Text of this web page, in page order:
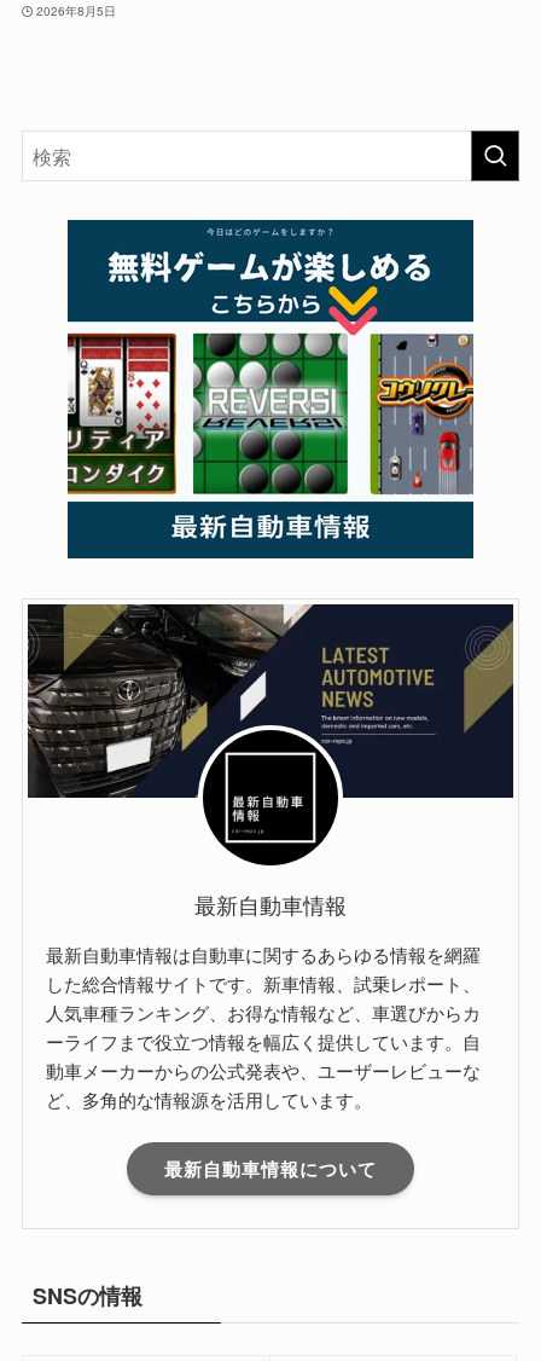
2026年8月5日
最新自動車情報
最新自動車情報は自動車に関するあらゆる情報を網羅
した総合情報サイトです。新車情報、試乗レポート、
人気車種ランキング、お得な情報など、車選びからカ
ーライフまで役立つ情報を幅広く提供しています。自
動車メーカーからの公式発表や、ユーザーレビューな
ど、多角的な情報源を活用しています。
最新自動車情報について
SNSの情報